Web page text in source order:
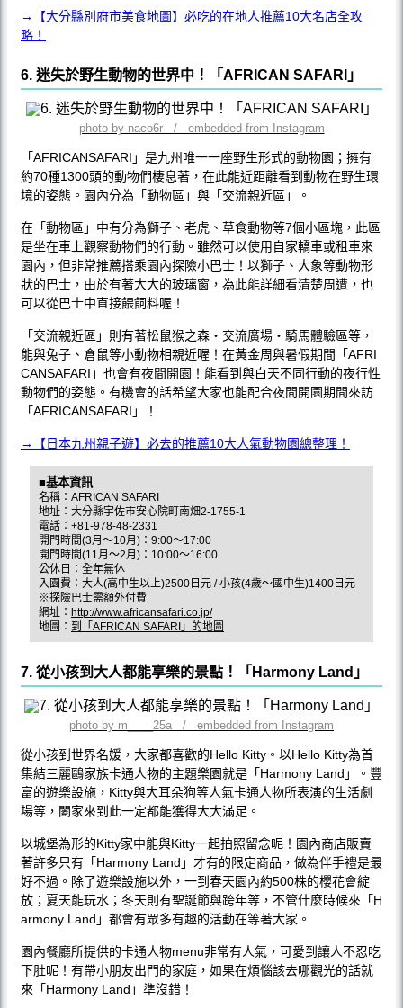
→【大分縣別府市美食地圖】必吃的在地人推薦10大名店全攻
略！
6. 迷失於野生動物的世界中！「AFRICAN SAFARI」
photo by naco6r / embedded from Instagram
「AFRICANSAFARI」是九州唯一一座野生形式的動物園；擁有
約70種1300頭的動物們棲息著，在此能近距離看到動物在野生環
境的姿態。園內分為「動物區」與「交流親近區」。
在「動物區」中有分為獅子、老虎、草食動物等7個小區塊，此區
是坐在車上觀察動物們的行動。雖然可以使用自家轎車或租車來
園內，但非常推薦搭乘園內探險小巴士！以獅子、大象等動物形
狀的巴士，由於有著大大的玻璃窗，為此能詳細看清楚周遭，也
可以從巴士中直接餵飼料喔！
「交流親近區」則有著松鼠猴之森‧交流廣場‧騎馬體驗區等，
能與兔子、倉鼠等小動物相親近喔！在黃金周與暑假期間「AFRI
CANSAFARI」也會有夜間開園！能看到與白天不同行動的夜行性
動物們的姿態。有機會的話希望大家也能配合夜間開園期間來訪
「AFRICANSAFARI」！
→【日本九州親子遊】必去的推薦10大人氣動物園總整理！
■基本資訊
名稱：AFRICAN SAFARI
地址：大分縣宇佐市安心院町南畑2-1755-1
電話：+81-978-48-2331
開門時間(3月〜10月)：9:00〜17:00
開門時間(11月〜2月)：10:00〜16:00
公休日：全年無休
入園費：大人(高中生以上)2500日元 / 小孩(4歲〜國中生)1400日元
※探險巴士需額外付費
網址： http://www.africansafari.co.jp/
地圖： 到「AFRICAN SAFARI」的地圖
7. 從小孩到大人都能享樂的景點！「Harmony Land」
photo by m____25a / embedded from Instagram
從小孩到世界名媛，大家都喜歡的Hello Kitty。以Hello Kitty為首
集結三麗鷗家族卡通人物的主題樂園就是「Harmony Land」。豐
富的遊樂設施，Kitty與大耳朵狗等人氣卡通人物所表演的生活劇
場等，闔家來到此一定都能獲得大大滿足。
以城堡為形的Kitty家中能與Kitty一起拍照留念呢！園內商店販賣
著許多只有「Harmony Land」才有的限定商品，做為伴手禮是最
好不過。除了遊樂設施以外，一到春天園內約500株的櫻花會綻
放；夏天能玩水；冬天則有聖誕節與跨年等，不管什麼時候來「H
armony Land」都會有眾多有趣的活動在等著大家。
園內餐廳所提供的卡通人物menu非常有人氣，可愛到讓人不忍吃
下肚呢！有帶小朋友出門的家庭，如果在煩惱該去哪觀光的話就
來「Harmony Land」準沒錯！